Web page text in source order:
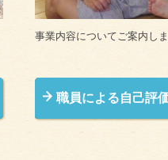
事業内容についてご案内しま
職員による自己評